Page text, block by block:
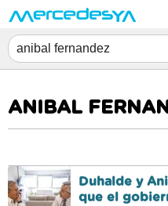
ANIBAL
Duhalde y
que el